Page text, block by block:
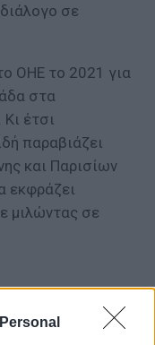
σε
ΟΗΕ το 2021 για
στα
έτσι
παραβιάζει
και Παρισίων
εκφράζει
μιλώντας σε